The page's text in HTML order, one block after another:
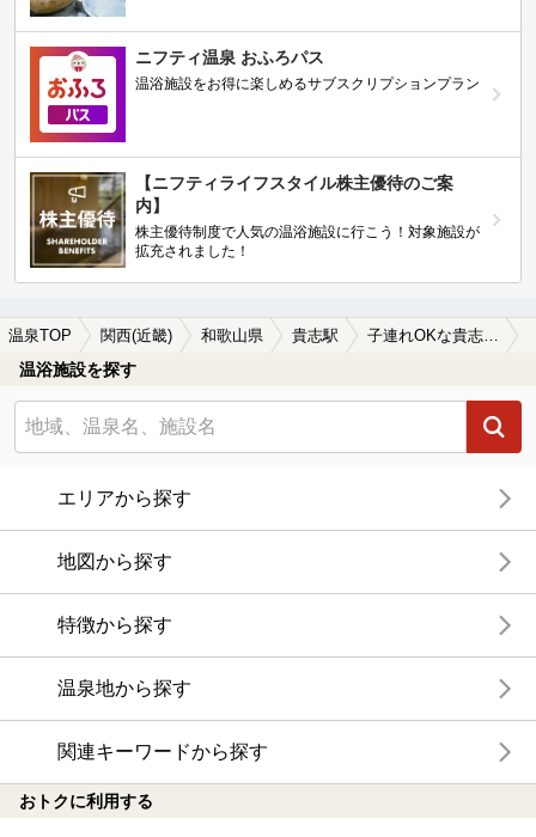
ニフティ温泉 おふろパス
温浴施設をお得に楽しめるサブスクリプションプラン
【ニフティライフスタイル株主優待のご案
内】
株主優待制度で人気の温浴施設に行こう！対象施設が
拡充されました！
温泉TOP 関西(近畿) 和歌山県 貴志駅 子連れOKな貴志駅近くの温泉、日帰り温泉、スーパー銭湯おすすめ
温浴施設を探す
エリアから探す
地図から探す
特徴から探す
温泉地から探す
関連キーワードから探す
おトクに利用する